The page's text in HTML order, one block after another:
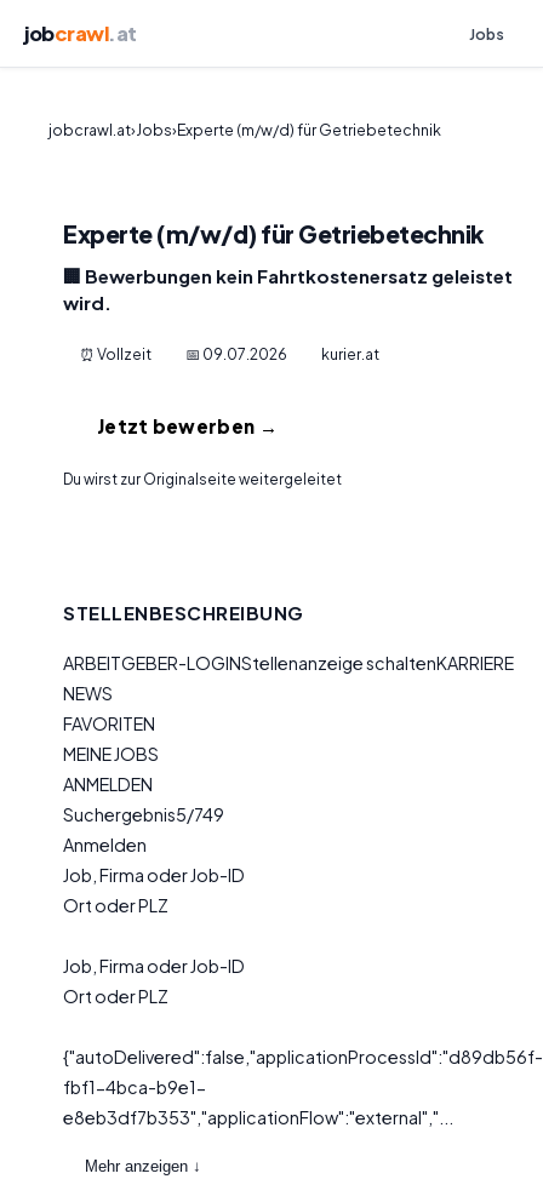
jobcrawl.at Jobs
jobcrawl.at›Jobs›Experte (m/w/d) für Getriebetechnik
Experte (m/w/d) für Getriebetechnik
🏢 Bewerbungen kein Fahrtkostenersatz geleistet
wird.
⏰ Vollzeit 📅 09.07.2026 kurier.at
Jetzt bewerben →
Du wirst zur Originalseite weitergeleitet
STELLENBESCHREIBUNG
ARBEITGEBER-LOGINStellenanzeige schaltenKARRIERE
NEWS
FAVORITEN
MEINE JOBS
ANMELDEN
Suchergebnis5/749
Anmelden
Job, Firma oder Job-ID
Ort oder PLZ
Job, Firma oder Job-ID
Ort oder PLZ
{"autoDelivered":false,"applicationProcessId":"d89db56f-
fbf1-4bca-b9e1-
e8eb3df7b353","applicationFlow":"external","...
Mehr anzeigen ↓